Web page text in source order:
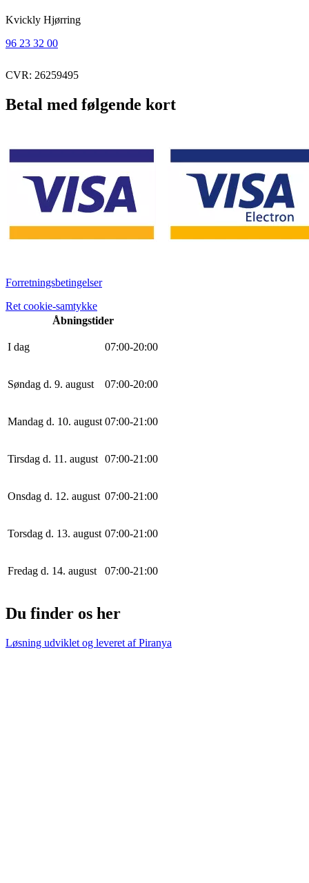
Kvickly Hjørring
96 23 32 00
CVR: 26259495
Betal med følgende kort
Forretningsbetingelser
Ret cookie-samtykke
Åbningstider
I dag 07:00-20:00
Søndag d. 9. august 07:00-20:00
Mandag d. 10. august 07:00-21:00
Tirsdag d. 11. august 07:00-21:00
Onsdag d. 12. august 07:00-21:00
Torsdag d. 13. august 07:00-21:00
Fredag d. 14. august 07:00-21:00
Du finder os her
Løsning udviklet og leveret afPiranya